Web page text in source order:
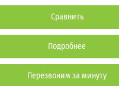
Сравнить
Подробнее
Перезвоним за минуту